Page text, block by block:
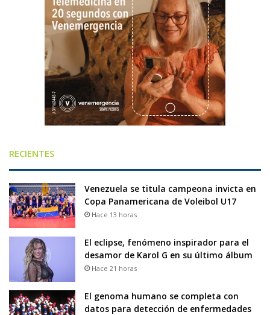
RECIENTES
Venezuela se titula campeona invicta en
Copa Panamericana de Voleibol U17
Hace 13 horas
El eclipse, fenómeno inspirador para el
desamor de Karol G en su último álbum
Hace 21 horas
El genoma humano se completa con
datos para detección de enfermedades